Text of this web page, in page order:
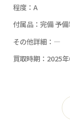
程度：A
付属品：完備 予
その他詳細：―
買取時期：2025